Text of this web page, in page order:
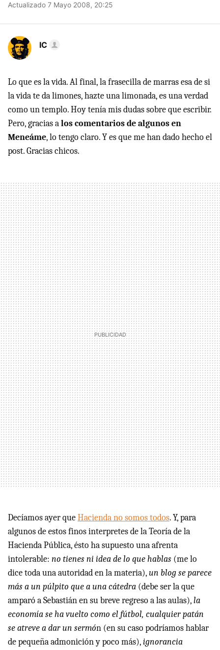
Actualizado 7 Mayo 2008, 20:25
IC
Lo que es la vida. Al final, la frasecilla de marras esa de si
la vida te da limones, hazte una limonada, es una verdad
como un templo. Hoy tenía mis dudas sobre que escribir.
Pero, gracias alos comentarios de algunos en
Meneáme, lo tengo claro. Y es que me han dado hecho el
post. Gracias chicos.
Decíamos ayer queHacienda no somos todos. Y, para
algunos de estos finos interpretes de la Teoría de la
Hacienda Pública, ésto ha supuesto una afrenta
intolerable: no tienes ni idea de lo que hablas (me lo
dice toda una autoridad en la materia),un blog se parece
más a un púlpito que a una cátedra (debe ser la que
amparó a Sebastián en su breve regreso a las aulas),la
economía se ha vuelto como el fútbol, cualquier patán
se atreve a dar un sermón (en su caso podríamos hablar
de pequeña admonición y poco más),ignorancia